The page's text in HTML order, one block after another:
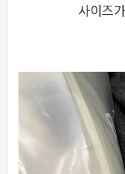
사이즈